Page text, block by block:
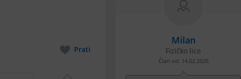
Prati
Milan
Fizičko lice
Član od: 14.02.2026